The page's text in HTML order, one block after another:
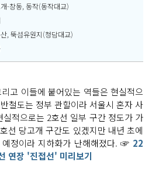
-창동, 동작(동작대교)
, 뚝섬유원지(청담대교)
고 이들에 붙어있는 역들은 현실적으
철도는 정부 관할이라 서울시 혼자 사
적으로는 2호선 일부 구간 정도가 가
선 당고개 구간도 있겠지만 내년 초에
정이라 지하화가 난해해졌다. ☞ 22
연장 '진접선' 미리보기